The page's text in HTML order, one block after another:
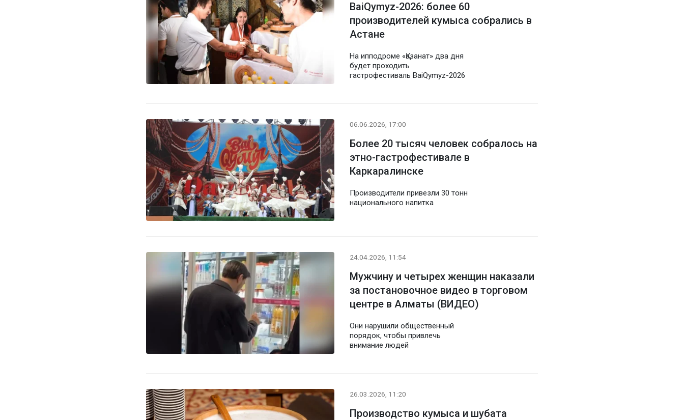
BaiQymyz-2026: более 60
производителей кумыса собрались в
Астане
На ипподроме «Қазанат» два дня
будет проходить
гастрофестиваль BaiQymyz-2026
06.06.2026, 17:00
Более 20 тысяч человек собралось на
этно-гастрофестивале в
Каркаралинске
Производители привезли 30 тонн
национального напитка
24.04.2026, 11:54
Мужчину и четырех женщин наказали
за постановочное видео в торговом
центре в Алматы (ВИДЕО)
Они нарушили общественный
порядок, чтобы привлечь
внимание людей
26.03.2026, 11:20
Производство кумыса и шубата